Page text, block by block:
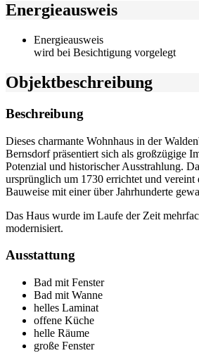
Energieausweis
Energieausweis
wird bei Besichtigung vorgelegt
Objekt­beschreibung
Beschreibung
Dieses charmante Wohnhaus in der
Bernsdorf präsentiert sich als großzügige
Potenzial und historischer Ausstrahlung.
ursprünglich um 1730 errichtet und vereint
Bauweise mit einer über Jahrhunderte
Das Haus wurde im Laufe der Zeit
modernisiert.
Ausstattung
Bad mit Fenster
Bad mit Wanne
helles Laminat
offene Küche
helle Räume
große Fenster